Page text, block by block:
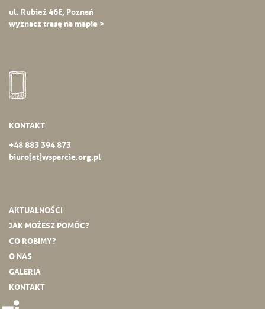
ul. Rubież 46E, Poznań
wyznacz trasę na mapie >
KONTAKT
+48 883 394 873
biuro[at]wsparcie.org.pl
AKTUALNOŚCI
JAK MOŻESZ POMÓC?
CO ROBIMY?
O NAS
GALERIA
KONTAKT